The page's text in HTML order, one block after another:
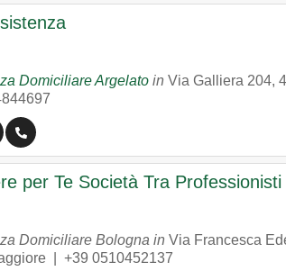
Domiciliare Argelato in Via Galliera 204,
per Te Società Tra Professionisti
Domiciliare Bologna in Via Francesca
| +39 0510452137